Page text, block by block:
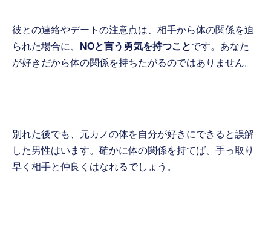
彼との連絡やデートの注意点は、相手から体の関係を迫
られた場合に、
NOと言う勇気を持つことです。あなた
が好きだから体の関係を持ちたがるのではありません。
別れた後でも、元カノの体を自分が好きにできると誤解
した男性はいます。確かに体の関係を持てば、手っ取り
早く相手と仲良くはなれるでしょう。